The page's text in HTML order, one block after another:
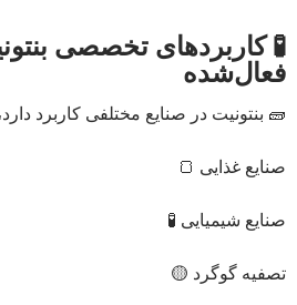
🧪 کاربردهای تخصصی
فعال‌شده
🧱 بنتونیت در صنایع مختلفی کاربرد
صنایع غذایی 🍞
صنایع شیمیایی 🧪
تصفیه گوگرد 🟡